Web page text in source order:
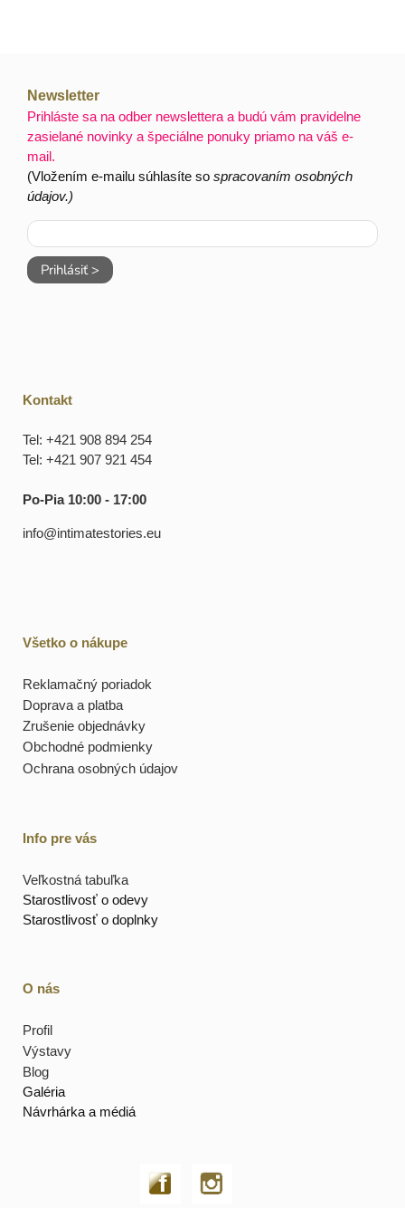
Newsletter
Prihláste sa na odber newslettera a budú vám pravidelne
zasielané novinky a špeciálne ponuky priamo na váš e-
mail.
(Vložením e-mailu súhlasíte sospracovaním osobných
údajov.)
Prihlásiť >
Kontakt
Tel: +421 908 894 254
Tel: +421 907 921 454
Po-Pia 10:00 - 17:00
info@intimatestories.eu
Všetko o nákupe
Reklamačný poriadok
Doprava a platba
Zrušenie objednávky
Obchodné podmienky
Ochrana osobných údajov
Info pre vás
Veľkostná tabuľka
Starostlivosť o odevy
Starostlivosť o doplnky
O nás
Profil
Výstavy
Blog
Galéria
Návrhárka a médiá